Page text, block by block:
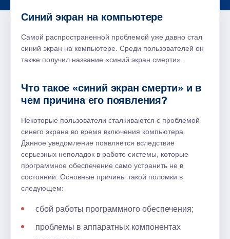
Синий экран на компьютере
Самой распространенной проблемой уже давно стал
синий экран на компьютере. Среди пользователей он
также получил название «синий экран смерти».
Что такое «синий экран смерти» и в
чем причина его появления?
Некоторые пользователи сталкиваются с проблемой
синего экрана во время включения компьютера.
Данное уведомление появляется вследствие
серьезных неполадок в работе системы, которые
программное обеспечение само устранить не в
состоянии. Основные причины такой поломки в
следующем:
сбой работы программного обеспечения;
проблемы в аппаратных компонентах